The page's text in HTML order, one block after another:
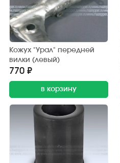
Кожух "Урал" передней
вилки (левый)
770 ₽
в корзину